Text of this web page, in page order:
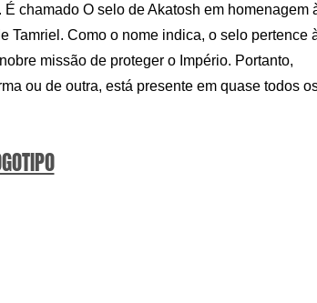
chamado O selo de Akatosh em homenagem
Tamriel. Como o nome indica, o selo pertence
missão de proteger o Império. Portanto,
ou de outra, está presente em quase todos